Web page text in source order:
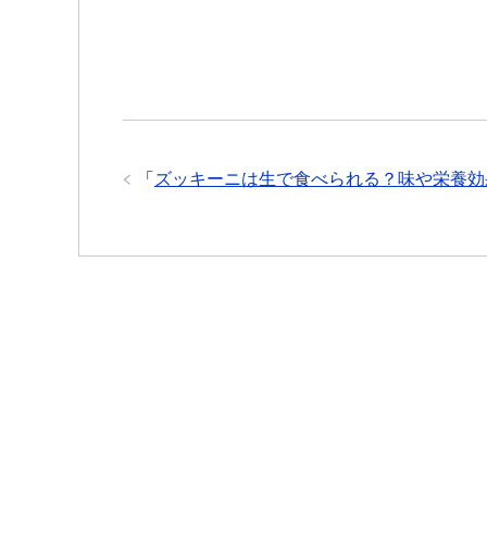
「 ズッキーニは生で食べられる？味や栄養